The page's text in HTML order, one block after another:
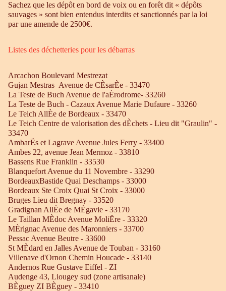
Sachez que les dépôt en bord de voix ou en forêt dit « dépôts
sauvages » sont bien entendus interdits et sanctionnés par la loi
par une amende de 2500€.
Listes des déchetteries pour les débarras
Arcachon Boulevard Mestrezat
Gujan Mestras Avenue de CÈsarÈe - 33470
La Teste de Buch Avenue de l'aÈrodrome- 33260
La Teste de Buch - Cazaux Avenue Marie Dufaure - 33260
Le Teich AllÈe de Bordeaux - 33470
Le Teich Centre de valorisation des dÈchets - Lieu dit "Graulin" -
33470
AmbarËs et Lagrave Avenue Jules Ferry - 33400
Ambes 22, avenue Jean Mermoz - 33810
Bassens Rue Franklin - 33530
Blanquefort Avenue du 11 Novembre - 33290
BordeauxBastide Quai Deschamps - 33000
Bordeaux Ste Croix Quai St Croix - 33000
Bruges Lieu dit Bregnay - 33520
Gradignan AllÈe de MÈgavie - 33170
Le Taillan MÈdoc Avenue MoliËre - 33320
MÈrignac Avenue des Maronniers - 33700
Pessac Avenue Beutre - 33600
St MÈdard en Jalles Avenue de Touban - 33160
Villenave d'Ornon Chemin Houcade - 33140
Andernos Rue Gustave Eiffel - ZI
Audenge 43, Liougey sud (zone artisanale)
BÈguey ZI BÈguey - 33410